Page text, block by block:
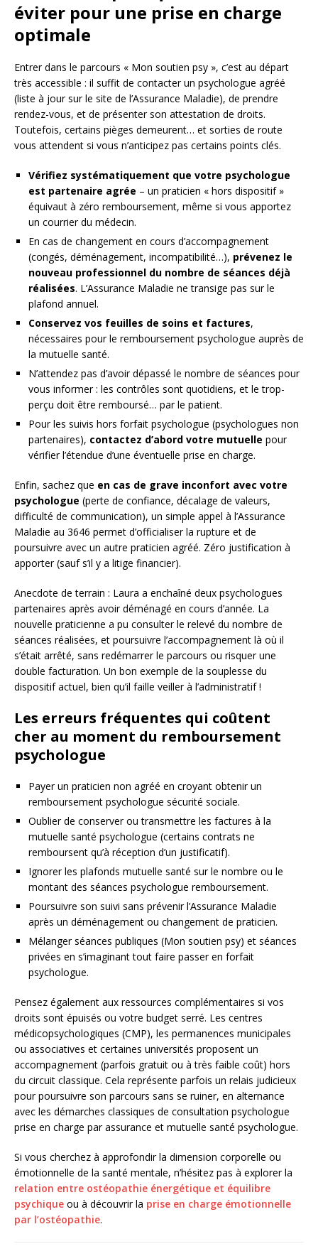
éviter pour une prise en charge
optimale
Entrer dans le parcours « Mon soutien psy », c’est au départ
très accessible : il suffit de contacter un psychologue agréé
(liste à jour sur le site de l’Assurance Maladie), de prendre
rendez-vous, et de présenter son attestation de droits.
Toutefois, certains pièges demeurent… et sorties de route
vous attendent si vous n’anticipez pas certains points clés.
Vérifiez systématiquement que votre psychologue
est partenaire agrée – un praticien « hors dispositif »
équivaut à zéro remboursement, même si vous apportez
un courrier du médecin.
En cas de changement en cours d’accompagnement
(congés, déménagement, incompatibilité…), prévenez le
nouveau professionnel du nombre de séances déjà
réalisées. L’Assurance Maladie ne transige pas sur le
plafond annuel.
Conservez vos feuilles de soins et factures,
nécessaires pour le remboursement psychologue auprès de
la mutuelle santé.
N’attendez pas d’avoir dépassé le nombre de séances pour
vous informer : les contrôles sont quotidiens, et le trop-
perçu doit être remboursé… par le patient.
Pour les suivis hors forfait psychologue (psychologues non
partenaires), contactez d’abord votre mutuelle pour
vérifier l’étendue d’une éventuelle prise en charge.
Enfin, sachez que en cas de grave inconfort avec votre
psychologue (perte de confiance, décalage de valeurs,
difficulté de communication), un simple appel à l’Assurance
Maladie au 3646 permet d’officialiser la rupture et de
poursuivre avec un autre praticien agréé. Zéro justification à
apporter (sauf s’il y a litige financier).
Anecdote de terrain : Laura a enchaîné deux psychologues
partenaires après avoir déménagé en cours d’année. La
nouvelle praticienne a pu consulter le relevé du nombre de
séances réalisées, et poursuivre l’accompagnement là où il
s’était arrêté, sans redémarrer le parcours ou risquer une
double facturation. Un bon exemple de la souplesse du
dispositif actuel, bien qu’il faille veiller à l’administratif !
Les erreurs fréquentes qui coûtent
cher au moment du remboursement
psychologue
Payer un praticien non agréé en croyant obtenir un
remboursement psychologue sécurité sociale.
Oublier de conserver ou transmettre les factures à la
mutuelle santé psychologue (certains contrats ne
remboursent qu’à réception d’un justificatif).
Ignorer les plafonds mutuelle santé sur le nombre ou le
montant des séances psychologue remboursement.
Poursuivre son suivi sans prévenir l’Assurance Maladie
après un déménagement ou changement de praticien.
Mélanger séances publiques (Mon soutien psy) et séances
privées en s’imaginant tout faire passer en forfait
psychologue.
Pensez également aux ressources complémentaires si vos
droits sont épuisés ou votre budget serré. Les centres
médicopsychologiques (CMP), les permanences municipales
ou associatives et certaines universités proposent un
accompagnement (parfois gratuit ou à très faible coût) hors
du circuit classique. Cela représente parfois un relais judicieux
pour poursuivre son parcours sans se ruiner, en alternance
avec les démarches classiques de consultation psychologue
prise en charge par assurance et mutuelle santé psychologue.
Si vous cherchez à approfondir la dimension corporelle ou
émotionnelle de la santé mentale, n’hésitez pas à explorer la
relation entre ostéopathie énergétique et équilibre
psychique ou à découvrir la prise en charge émotionnelle
par l’ostéopathie.